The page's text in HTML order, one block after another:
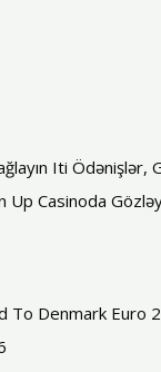
Iti Ödənişlər,
Up Casinoda
To Denmark Euro